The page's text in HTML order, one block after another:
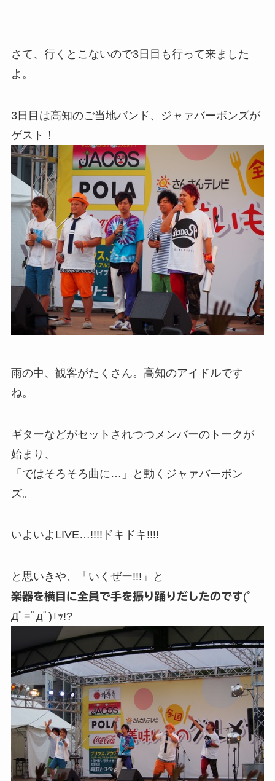
さて、行くとこないので3日目も行って来ました
よ。
3日目は高知のご当地バンド、ジャァバーボンズが
ゲスト！
雨の中、観客がたくさん。高知のアイドルです
ね。
ギターなどがセットされつつメンバーのトークが
始まり、
「ではそろそろ曲に…」と動くジャァバーボン
ズ。
いよいよLIVE…!!!!ドキドキ!!!!
と思いきや、「いくぜー!!!」と
楽器を横目に全員で手を振り踊りだしたのです(ﾟ
Дﾟ≡ﾟдﾟ)ｴｯ!?